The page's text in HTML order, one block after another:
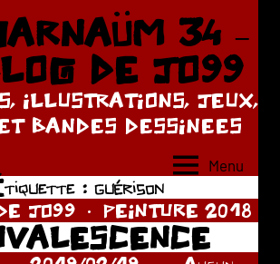
34 –
DE JO99
ILLUSTRATIONS, JEUX,
BANDES DESSINEES
Menu
: guérison
JO99 PEINTURE 2018